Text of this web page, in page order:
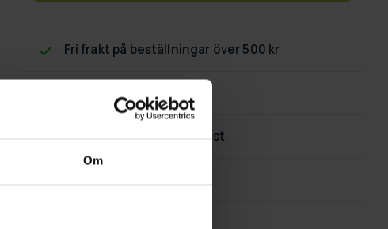
Om
Fri frakt på beställningar över 500 kr
60 dagars returpolicy
Snabb & pålitlig kundtjänst